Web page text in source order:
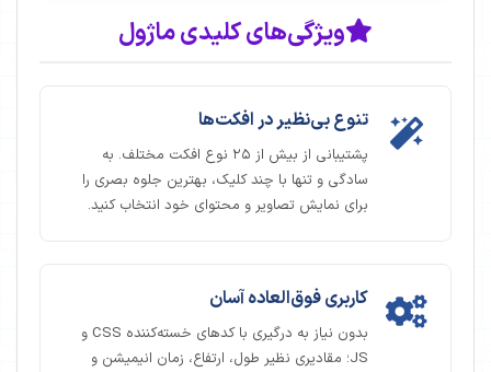
ویژگی‌های کلیدی ماژول
تنوع بی‌نظیر در افکت‌ها
پشتیبانی از بیش از ۲۵ نوع افکت مختلف. به
سادگی و تنها با چند کلیک، بهترین جلوه بصری را
برای نمایش تصاویر و محتوای خود انتخاب کنید.
کاربری فوق‌العاده آسان
بدون نیاز به درگیری با کدهای خسته‌کننده CSS و
JS؛ مقادیری نظیر طول، ارتفاع، زمان انیمیشن و